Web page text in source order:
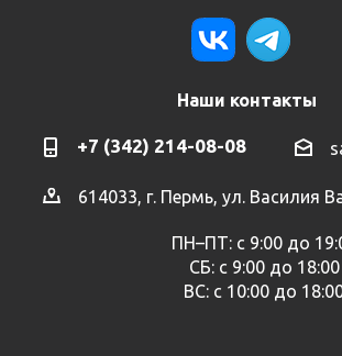
Наши контакты
+7 (342) 214-08-08
614033, г. Пермь, ул. Василия
ПН–ПТ: с 9:00 до
СБ: с 9:00 до 18:00
ВС: с 10:00 до